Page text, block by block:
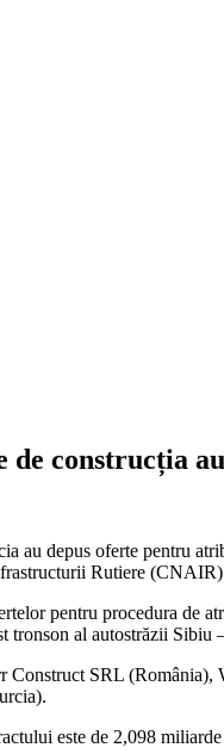
de construcția
au depus oferte pentru
Rutiere
pentru procedura de
al autostrăzii Sibiu
Construct SRL
este de 2,098